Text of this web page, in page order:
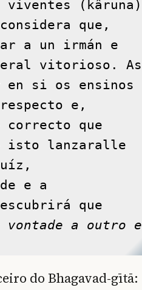
viventes (kâruna)
que,
a un irmán e
vitorioso. As
si os ensinos
e,
que
isto lanzaralle
e a
que
a outro e
do Bhagavad-gītā: